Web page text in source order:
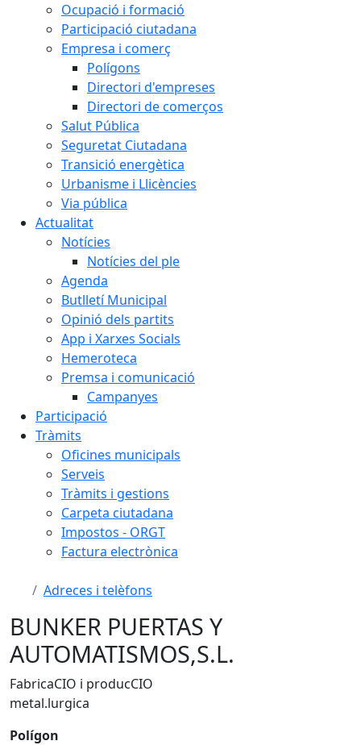
Ocupació i formació
Participació ciutadana
Empresa i comerç
Polígons
Directori d'empreses
Directori de comerços
Salut Pública
Seguretat Ciutadana
Transició energètica
Urbanisme i Llicències
Via pública
Actualitat
Notícies
Notícies del ple
Agenda
Butlletí Municipal
Opinió dels partits
App i Xarxes Socials
Hemeroteca
Premsa i comunicació
Campanyes
Participació
Tràmits
Oficines municipals
Serveis
Tràmits i gestions
Carpeta ciutadana
Impostos - ORGT
Factura electrònica
Adreces i telèfons
BUNKER PUERTAS Y
AUTOMATISMOS,S.L.
FabricaCIO i producCIO
metal.lurgica
Polígon